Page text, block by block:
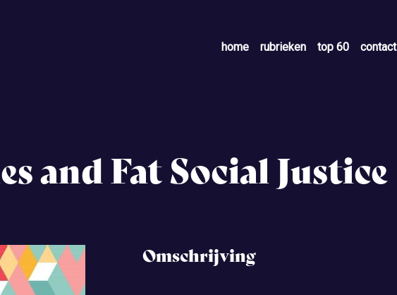
home rubrieken top 60 contact
and Fat Social Justice
Omschrijving